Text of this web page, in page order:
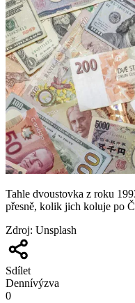
Tahle dvoustovka z roku
přesně, kolik jich koluje po
Zdroj: Unsplash
Sdílet
Dennívýzva
0